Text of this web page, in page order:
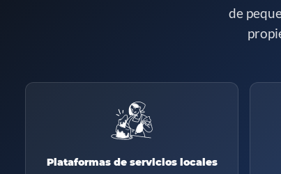
de
Plataformas de servicios locales